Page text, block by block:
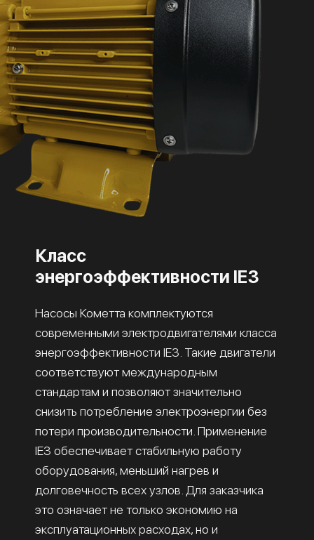
Класс
энергоэффективности IE3
Насосы Кометта комплектуются
современными электродвигателями класса
энергоэффективности IE3. Такие двигатели
соответствуют международным
стандартам и позволяют значительно
снизить потребление электроэнергии без
потери производительности. Применение
IE3 обеспечивает стабильную работу
оборудования, меньший нагрев и
долговечность всех узлов. Для заказчика
это означает не только экономию на
эксплуатационных расходах, но и